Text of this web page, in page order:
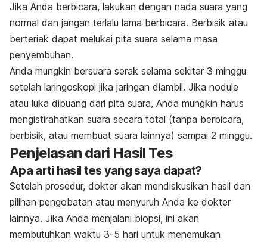
Jika Anda berbicara, lakukan dengan nada suara yang
normal dan jangan terlalu lama berbicara. Berbisik atau
berteriak dapat melukai pita suara selama masa
penyembuhan.
Anda mungkin bersuara serak selama sekitar 3 minggu
setelah laringoskopi jika jaringan diambil. Jika nodule
atau luka dibuang dari pita suara, Anda mungkin harus
mengistirahatkan suara secara total (tanpa berbicara,
berbisik, atau membuat suara lainnya) sampai 2 minggu.
Penjelasan dari Hasil Tes
Apa arti hasil tes yang saya dapat?
Setelah prosedur, dokter akan mendiskusikan hasil dan
pilihan pengobatan atau menyuruh Anda ke dokter
lainnya. Jika Anda menjalani biopsi, ini akan
membutuhkan waktu 3-5 hari untuk menemukan